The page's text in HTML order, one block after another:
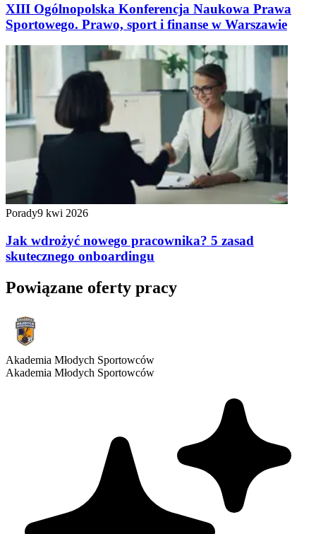
XIII Ogólnopolska Konferencja Naukowa Prawa
Sportowego. Prawo, sport i finanse w Warszawie
Porady9 kwi 2026
Jak wdrożyć nowego pracownika? 5 zasad
skutecznego onboardingu
Powiązane oferty pracy
Akademia Młodych Sportowców
Akademia Młodych Sportowców